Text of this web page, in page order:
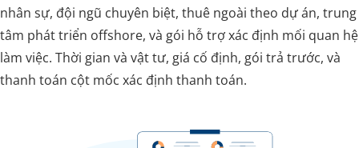
nhân sự, đội ngũ chuyên biệt, thuê ngoài theo dự án, trung
tâm phát triển offshore, và gói hỗ trợ xác định mối quan hệ
làm việc. Thời gian và vật tư, giá cố định, gói trả trước, và
thanh toán cột mốc xác định thanh toán.